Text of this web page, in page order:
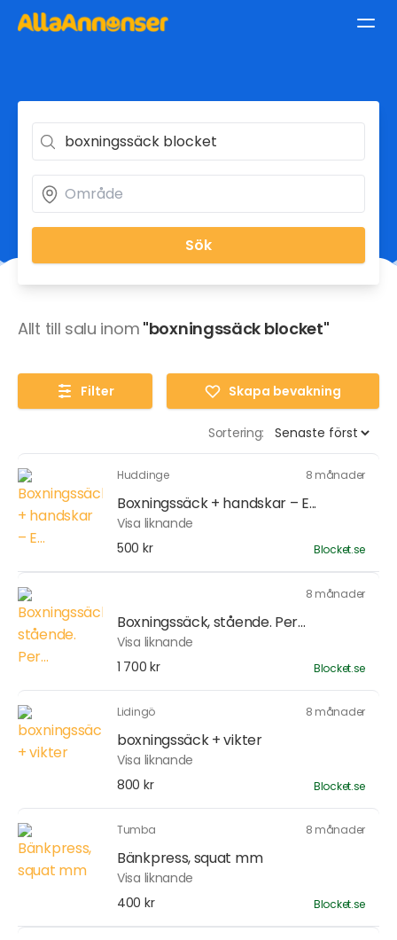
Sök
Allt till salu inom "boxningssäck blocket"
Filter Skapa bevakning
Sortering:
Huddinge 8 månader
Boxningssäck + handskar – E...
Visa liknande
500 kr
Blocket.se
8 månader
Boxningssäck, stående. Per...
Visa liknande
1 700 kr
Blocket.se
Lidingö 8 månader
boxningssäck + vikter
Visa liknande
800 kr
Blocket.se
Tumba 8 månader
Bänkpress, squat mm
Visa liknande
400 kr
Blocket.se